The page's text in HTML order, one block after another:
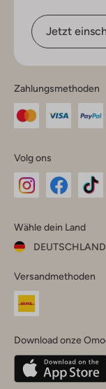
Jetzt
Zahlungsmethoden
Volg ons
Instagram
Wähle dein Land
DEUTSCHLAND
dein
Land
Belgique
Versandmethoden
Download onze